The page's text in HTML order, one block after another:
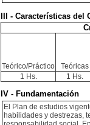
III - Características del
Teórico/Práctico Teóricas
1 Hs. 1 Hs.
IV - Fundamentación
El Plan de estudios
habilidades y destrezas,